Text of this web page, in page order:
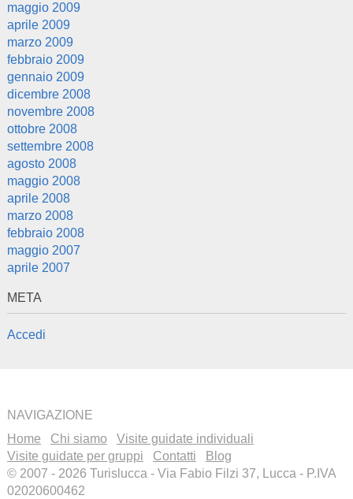
maggio 2009
aprile 2009
marzo 2009
febbraio 2009
gennaio 2009
dicembre 2008
novembre 2008
ottobre 2008
settembre 2008
agosto 2008
maggio 2008
aprile 2008
marzo 2008
febbraio 2008
maggio 2007
aprile 2007
META
Accedi
NAVIGAZIONE
Home
Chi siamo
Visite guidate individuali
Visite guidate per gruppi
Contatti
Blog
© 2007 - 2026 Turislucca - Via Fabio Filzi 37, Lucca - P.IVA
02020600462